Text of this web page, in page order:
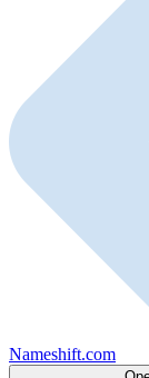
Nameshift.com